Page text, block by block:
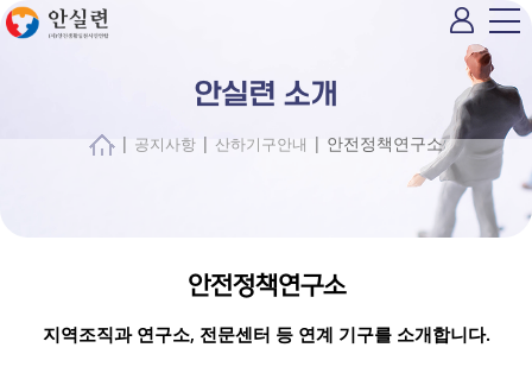
안실련 소개
| 공지사항 | 산하기구안내 | 안전정책연구소
안전정책연구소
지역조직과 연구소, 전문센터 등 연계 기구를 소개합니다.